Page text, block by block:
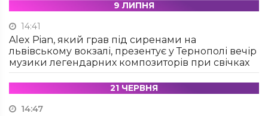
9 ЛИПНЯ
14:41
Alex Pian, який грав під сиренами на
львівському вокзалі, презентує у Тернополі вечір
музики легендарних композиторів при свічках
21 ЧЕРВНЯ
14:47